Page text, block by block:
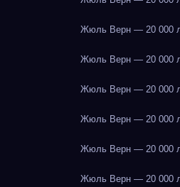
Жюль Верн — 20 000
Жюль Верн — 20 000
Жюль Верн — 20 000
Жюль Верн — 20 000
Жюль Верн — 20 000
Жюль Верн — 20 000